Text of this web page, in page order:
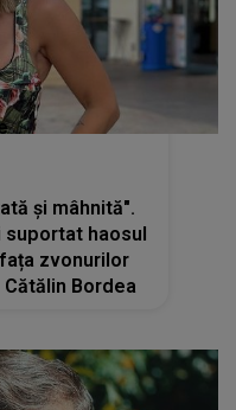
și mâhnită".
suportat haosul
zvonurilor
Bordea